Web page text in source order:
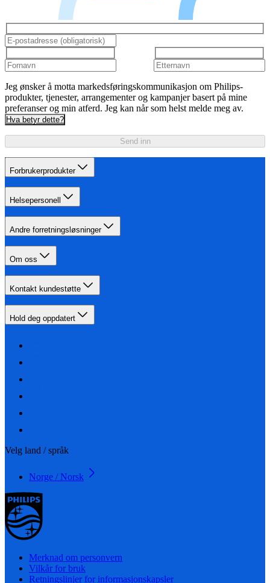
Jeg ønsker å motta markedsføringskommunikasjon om Philips-
produkter, tjenester, arrangementer og kampanjer basert på mine
preferanser og min atferd. Jeg kan når som helst melde meg av.
Hva betyr dette?
Send inn
Forbrukerprodukter
Helsepersonell
Andre forretningsløsninger
Om oss
Kontakt kundestøtte
Hold deg oppdatert
Velg land / språk
Norge / Norsk
Merknad om personvern
Vilkår for bruk
Retningslinjer for informasjonskapsler